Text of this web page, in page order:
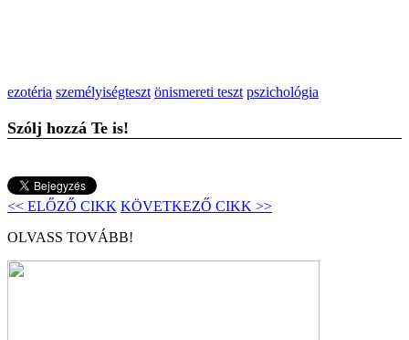
ezotéria személyiségteszt önismereti teszt pszichológia
Szólj hozzá Te is!
<< ELŐZŐ CIKK KÖVETKEZŐ CIKK >>
OLVASS TOVÁBB!